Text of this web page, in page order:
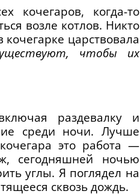
кочегаров, когда-то
возле котлов. Никто
царствовала
чтобы их
раздевалку и
среди ночи. Лучше
это работа —
сегодняшней ночью
углы. Я поглядел на
сквозь дождь.